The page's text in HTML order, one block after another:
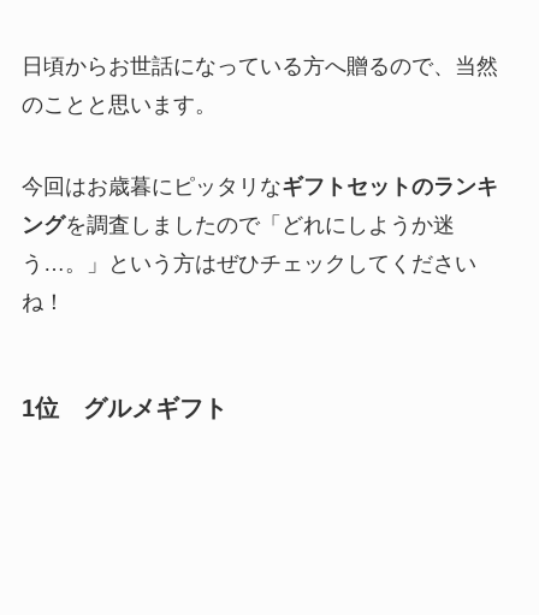
日頃からお世話になっている方へ贈るので、当然
のことと思います。
今回はお歳暮にピッタリなギフトセットのランキ
ングを調査しましたので「どれにしようか迷
う…。」という方はぜひチェックしてください
ね！
1位 グルメギフト